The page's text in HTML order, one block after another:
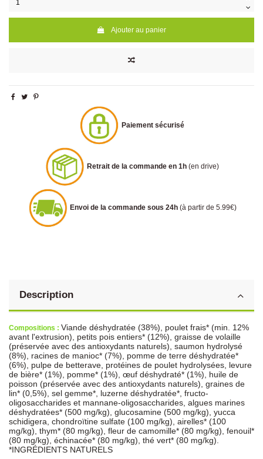
Ajouter au panier
Paiement sécurisé
Retrait de la commande en 1h (en drive)
Envoi de la commande sous 24h (à partir de 5.99€)
Description
Compositions : Viande déshydratée (38%), poulet frais* (min. 12%
avant l'extrusion), petits pois entiers* (12%), graisse de volaille
(préservée avec des antioxydants naturels), saumon hydrolysé
(8%), racines de manioc* (7%), pomme de terre déshydratée*
(6%), pulpe de betterave, protéines de poulet hydrolysées, levure
de bière* (1%), pomme* (1%), œuf déshydraté* (1%), huile de
poisson (préservée avec des antioxydants naturels), graines de
lin* (0,5%), sel gemme*, luzerne déshydratée*, fructo-
oligosaccharides et mannane-oligosaccharides, algues marines
déshydratées* (500 mg/kg), glucosamine (500 mg/kg), yucca
schidigera, chondroïtine sulfate (100 mg/kg), airelles* (100
mg/kg), thym* (80 mg/kg), fleur de camomille* (80 mg/kg), fenouil*
(80 mg/kg), échinacée* (80 mg/kg), thé vert* (80 mg/kg).
*INGRÉDIENTS NATURELS